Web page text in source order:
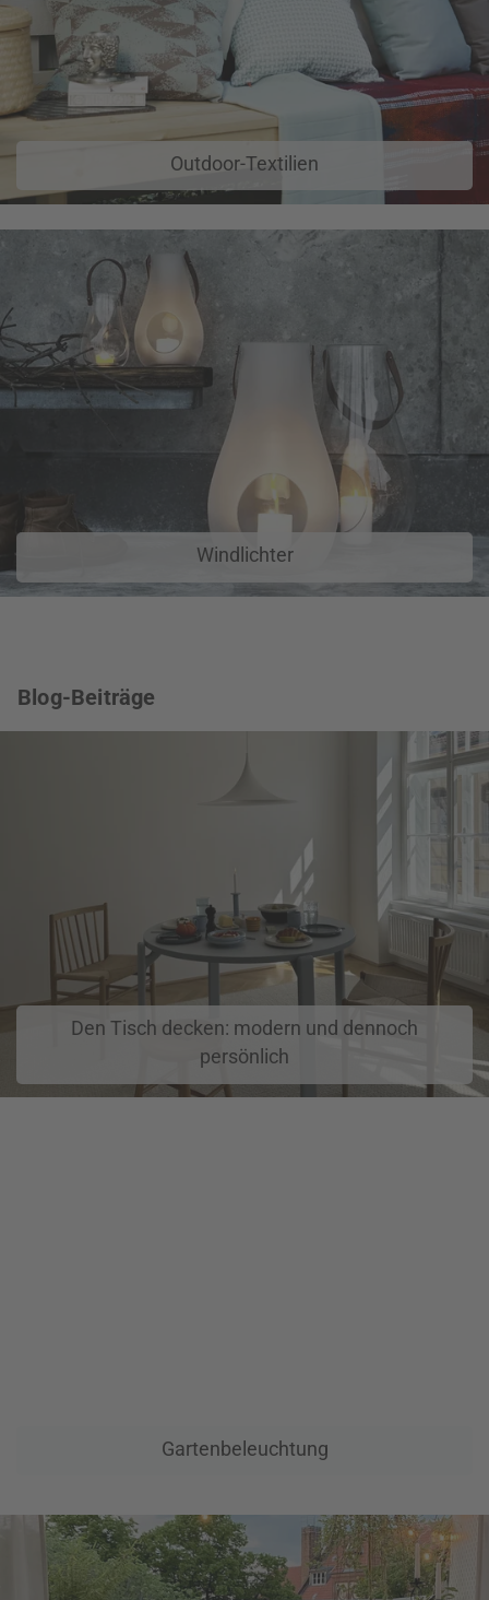
Outdoor-Textilien
Windlichter
Blog-Beiträge
Den Tisch decken: modern und dennoch
persönlich
Gartenbeleuchtung